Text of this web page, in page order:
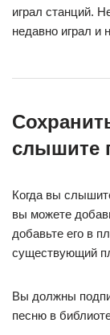
играл станций.
недавно играл и
слышите
Когда вы
вы можете
добавьте его в
существующий
Вы должны
песню в